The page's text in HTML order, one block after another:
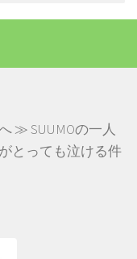
≫SUUMOの一人
とっても泣ける件